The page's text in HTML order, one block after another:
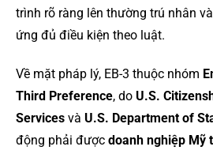
trình rõ ràng lên thường trú nhân
ứng đủ điều kiện theo luật.
Về mặt pháp lý, EB-3 thuộc nhóm
Third Preference, do U.S.
Services và U.S. Department of
động phải được doanh nghiệp Mỹ